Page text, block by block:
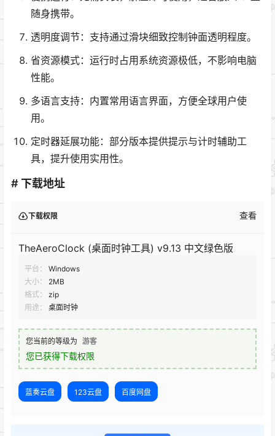
随身携带。
透明度调节：支持通过滑块细致控制钟面透明程度。
省资源模式：运行时占用系统资源极低，不影响电脑
性能。
多语言支持：内置常用语言界面，方便全球用户使
用。
定时器延展功能：部分版本提供提示与计时辅助工
具，提升使用实用性。
# 下载地址
下载权限 查看
TheAeroClock (桌面时钟工具) v9.13 中文绿色版
平台：
Windows
大小：
2MB
格式：
zip
用途：
桌面时钟
您当前的等级为 游客
您已获得下载权限
蓝奏云盘 123云盘 百度网盘